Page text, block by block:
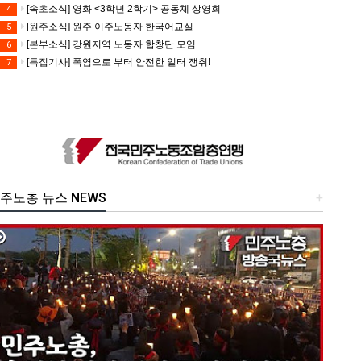
4 [속초소식] 영화 <3학년 2학기> 공동체 상영회
5 [원주소식] 원주 이주노동자 한국어교실
6 [본부소식] 강원지역 노동자 합창단 모임
7 [특집기사] 폭염으로 부터 안전한 일터 쟁취!
+
노총 뉴스 NEWS